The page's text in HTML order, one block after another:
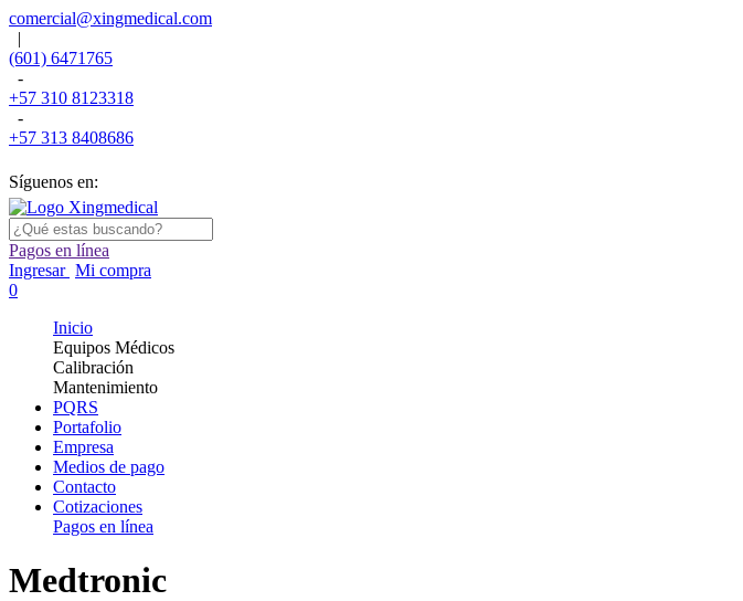
comercial@xingmedical.com
|
(601) 6471765
-
+57 310 8123318
-
+57 313 8408686
Síguenos en:
Pagos en línea
Ingresar Mi compra
0
Inicio
Equipos Médicos
Calibración
Mantenimiento
PQRS
Portafolio
Empresa
Medios de pago
Contacto
Cotizaciones
Pagos en línea
Medtronic